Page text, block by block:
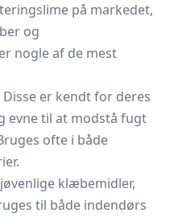
på markedet,
og
nogle af de mest
Disse er kendt for deres
evne til at modstå fugt
ofte i både
klæbemidler,
til både indendørs